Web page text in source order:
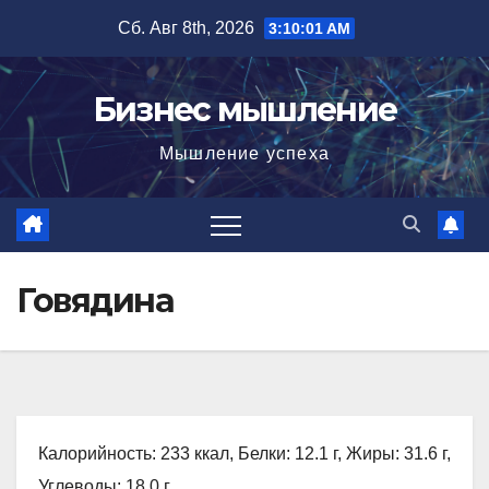
содержимому
Сб. Авг 8th, 2026 3:10:02 AM
Бизнес мышление
Мышление успеха
Говядина
Калорийность: 233 ккал, Белки: 12.1 г, Жиры: 31.6 г,